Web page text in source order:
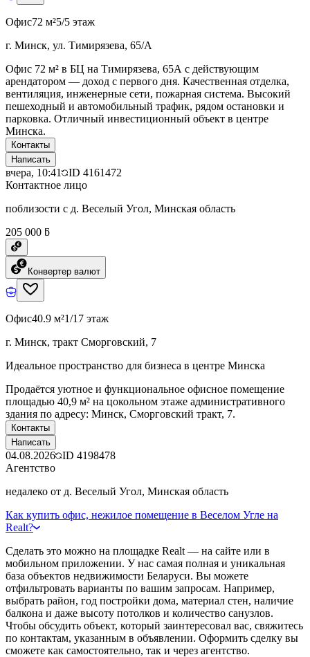
Офис72 м²5/5 этаж
г. Минск, ул. Тимирязева, 65/А
Офис 72 м² в БЦ на Тимирязева, 65А с действующим
арендатором — доход с первого дня. Качественная отделка,
вентиляция, инженерные сети, пожарная система. Высокий
пешеходный и автомобильный трафик, рядом остановки и
парковка. Отличный инвестиционный объект в центре
Минска.
Контакты
Написать
вчера, 10:41 ID 4161472
Контактное лицо
поблизости с д. Веселый Угол, Минская область
205 000 ƃ
Конвертер валют
Офис40.9 м²1/17 этаж
г. Минск, тракт Сморговский, 7
Идеальное пространство для бизнеса в центре Минска
Продаётся уютное и функциональное офисное помещение
площадью 40,9 м² на цокольном этаже административного
здания по адресу: Минск, Сморговский тракт, 7.
Контакты
Написать
04.08.2026 ID 4198478
Агентство
недалеко от д. Веселый Угол, Минская область
Как купить офис, нежилое помещение в Веселом Угле на
Realt?
Сделать это можно на площадке Realt — на сайте или в
мобильном приложении. У нас самая полная и уникальная
база объектов недвижимости Беларуси. Вы можете
отфильтровать варианты по вашим запросам. Например,
выбрать район, год постройки дома, материал стен, наличие
балкона и даже высоту потолков и количество санузлов.
Чтобы обсудить объект, который заинтересовал вас, свяжитесь
по контактам, указанным в объявлении. Оформить сделку вы
сможете как самостоятельно, так и через агентство.